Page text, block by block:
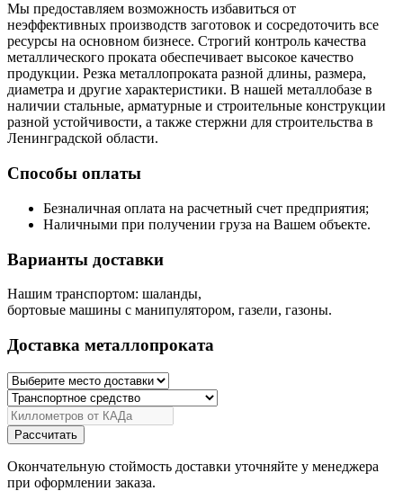
Мы предоставляем возможность избавиться от
неэффективных производств заготовок и сосредоточить все
ресурсы на основном бизнесе. Строгий контроль качества
металлического проката обеспечивает высокое качество
продукции. Резка металлопроката разной длины, размера,
диаметра и другие характеристики. В нашей металлобазе в
наличии стальные, арматурные и строительные конструкции
разной устойчивости, а также стержни для строительства в
Ленинградской области.
Способы оплаты
Безналичная оплата на расчетный счет предприятия;
Наличными при получении груза на Вашем объекте.
Варианты доставки
Нашим транспортом: шаланды,
бортовые машины с манипулятором, газели, газоны.
Доставка металлопроката
Рассчитать
Окончательную стоймость доставки уточняйте у менеджера
при оформлении заказа.